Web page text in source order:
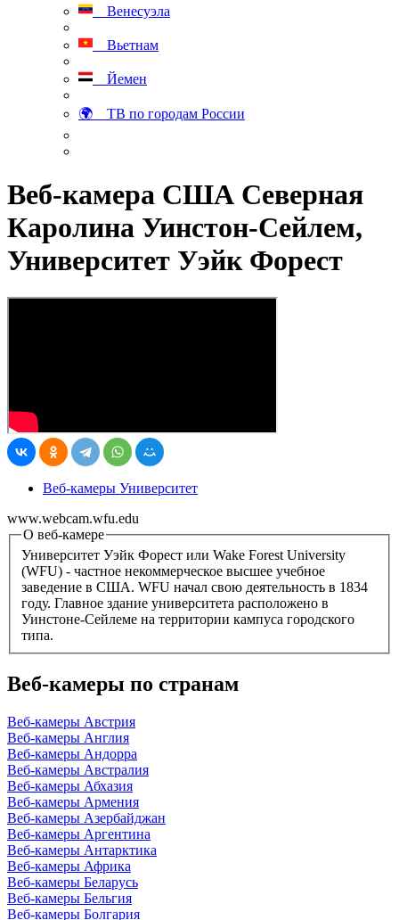
Венесуэла
Вьетнам
Йемен
🌍 ТВ по городам России
Веб-камера США Северная
Каролина Уинстон-Сейлем,
Университет Уэйк Форест
Веб-камеры Университет
www.webcam.wfu.edu
О веб-камере
Университет Уэйк Форест или Wake Forest University
(WFU) - частное некоммерческое высшее учебное
заведение в США. WFU начал свою деятельность в 1834
году. Главное здание университета расположено в
Уинстоне-Сейлеме на территории кампуса городского
типа.
Веб-камеры по странам
Веб-камеры Австрия
Веб-камеры Англия
Веб-камеры Андорра
Веб-камеры Австралия
Веб-камеры Абхазия
Веб-камеры Армения
Веб-камеры Азербайджан
Веб-камеры Аргентина
Веб-камеры Антарктика
Веб-камеры Африка
Веб-камеры Беларусь
Веб-камеры Бельгия
Веб-камеры Болгария